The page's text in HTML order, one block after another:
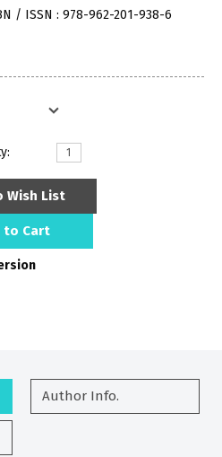
/ ISSN : 978-962-201-938-6
Wish List
to Cart
Author Info.